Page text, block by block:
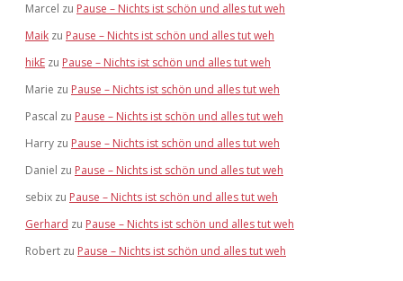
Marcel zu Pause – Nichts ist schön und alles tut weh
Maik zu Pause – Nichts ist schön und alles tut weh
hikE zu Pause – Nichts ist schön und alles tut weh
Marie zu Pause – Nichts ist schön und alles tut weh
Pascal zu Pause – Nichts ist schön und alles tut weh
Harry zu Pause – Nichts ist schön und alles tut weh
Daniel zu Pause – Nichts ist schön und alles tut weh
sebix zu Pause – Nichts ist schön und alles tut weh
Gerhard zu Pause – Nichts ist schön und alles tut weh
Robert zu Pause – Nichts ist schön und alles tut weh